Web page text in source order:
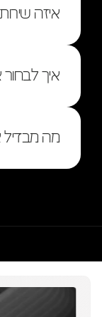
איזה
איך
מה מבדיל